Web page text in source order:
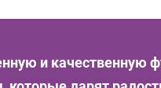
и качественную